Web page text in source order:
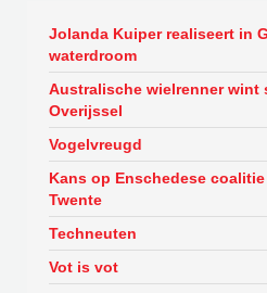
Jolanda Kuiper realiseert in
waterdroom
Australische wielrenner wint
Overijssel
Vogelvreugd
Kans op Enschedese
Twente
Techneuten
Vot is vot